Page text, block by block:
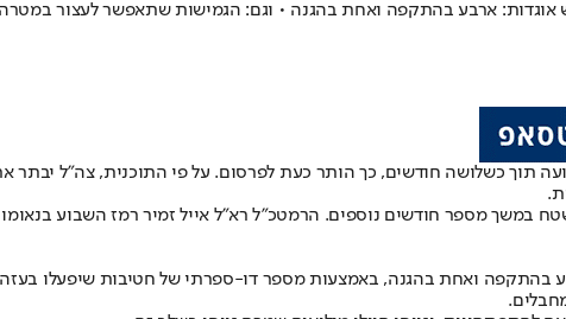
ארבע בהתקפה ואחת בהגנה • וגם: הגמישות שתאפשר לעצור
הצבאי ברצועת עזה, צה"ל מתכוון להשתלט על 70%-75% משטח הרצועה תוך כשלושה חודשים, כך הותר כעת
מספר חודשים נוספים. הרמטכ"ל רא"ל אייל זמיר רמז השבוע
ואחת בהגנה, באמצעות מספר דו-ספרתי של חטיבות שיפעלו